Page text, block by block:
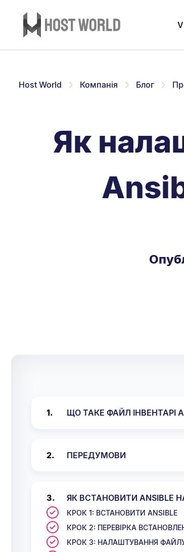
Host World Компанія Блог
Як
ЩО ТАКЕ ФАЙЛ ІНВЕНТАРІ
ПЕРЕДУМОВИ
ЯК ВСТАНОВИТИ ANSIBLE
КРОК 1: ВСТАНОВИТИ ANSIBLE
КРОК 2: ПЕРЕВІРКА
КРОК 3: НАЛАШТУВАННЯ ФАЙЛУ